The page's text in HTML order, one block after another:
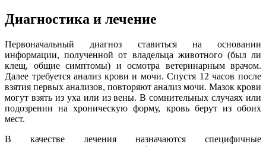
Диагностика и лечение
Первоначальный диагноз ставиться на основании
информации, полученной от владельца животного (был ли
клещ, общие симптомы) и осмотра ветеринарным врачом.
Далее требуется анализ крови и мочи. Спустя 12 часов после
взятия первых анализов, повторяют анализ мочи. Мазок крови
могут взять из уха или из вены. В сомнительных случаях или
подозрении на хроническую форму, кровь берут из обоих
мест.
В качестве лечения назначаются специфичные